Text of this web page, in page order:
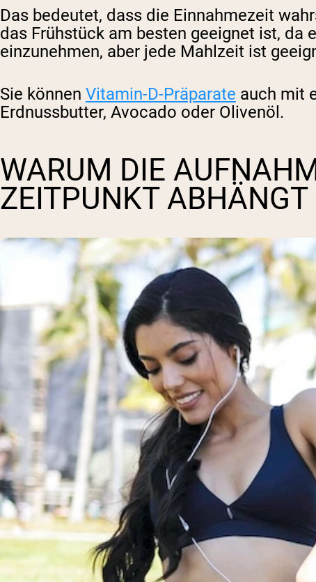
Das bedeutet, dass die Einnahmezeit
das Frühstück am besten geeignet ist, da
einzunehmen, aber jede Mahlzeit ist
Sie können Vitamin-D-Präparate auch mit
Erdnussbutter, Avocado oder Olivenöl.
WARUM DIE
ZEITPUNKT ABHÄNGT